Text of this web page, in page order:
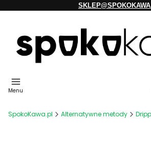
Menu
SpokoKawa.pl Alternatywne metody